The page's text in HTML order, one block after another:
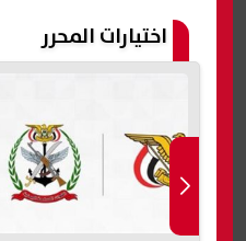
اختيارات المحرر